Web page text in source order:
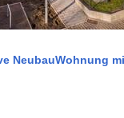
NeubauWohnung